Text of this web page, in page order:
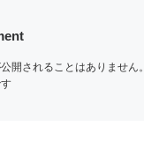
開されることはありません。